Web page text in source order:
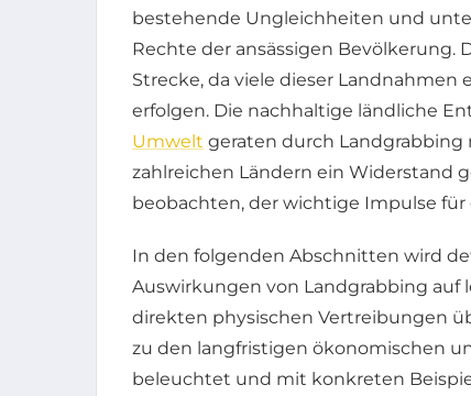
bestehende Ungleichheiten und
Rechte der ansässigen Bevölkerung.
Strecke, da viele dieser
erfolgen. Die nachhaltige ländliche
Umwelt geraten durch Landgrabbing
zahlreichen Ländern ein Widerstand
beobachten, der wichtige Impulse
In den folgenden Abschnitten wird
Auswirkungen von Landgrabbing auf
direkten physischen Vertreibungen
zu den langfristigen ökonomischen
beleuchtet und mit konkreten